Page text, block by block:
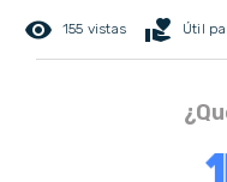
remove_red_eye 155 vistas volunteer_activism Útil